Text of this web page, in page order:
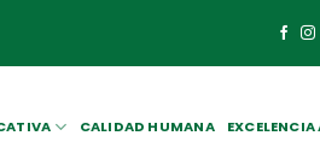
CALIDAD HUMANA